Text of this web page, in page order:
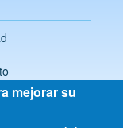
mejorar su